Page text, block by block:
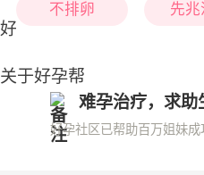
好孕日记
关于好孕帮
不排卵 先兆
子宫内膜异位症 子宫
难孕治疗，求助
好孕社区已帮助百万姐妹成